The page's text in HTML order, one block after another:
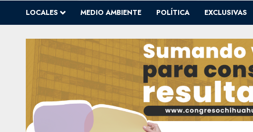
LOCALES MEDIO AMBIENTE POLÍTICA EXCLUSIVAS